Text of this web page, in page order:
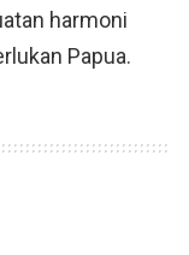
harmoni
Papua.